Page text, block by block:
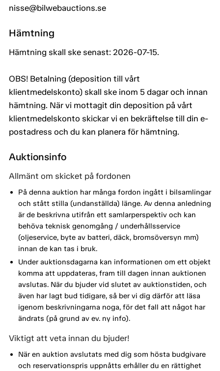
nisse@bilwebauctions.se
Hämtning
Hämtning skall ske senast: 2026-07-15.
OBS! Betalning (deposition till vårt
klientmedelskonto) skall ske inom 5 dagar och innan
hämtning. När vi mottagit din deposition på vårt
klientmedelskonto skickar vi en bekräftelse till din e-
postadress och du kan planera för hämtning.
Auktionsinfo
Allmänt om skicket på fordonen
På denna auktion har många fordon ingått i bilsamlingar
och stått stilla (undanställda) länge. Av denna anledning
är de beskrivna utifrån ett samlarperspektiv och kan
behöva teknisk genomgång / underhållsservice
(oljeservice, byte av batteri, däck, bromsöversyn mm)
innan de kan tas i bruk.
Under auktionsdagarna kan informationen om ett objekt
komma att uppdateras, fram till dagen innan auktionen
avslutas. När du bjuder vid slutet av auktionstiden, och
även har lagt bud tidigare, så ber vi dig därför att läsa
igenom beskrivningarna noga, för det fall att något har
ändrats (på grund av ev. ny info).
Viktigt att veta innan du bjuder!
När en auktion avslutats med dig som hösta budgivare
och reservationspris uppnåtts erhåller du en rättighet